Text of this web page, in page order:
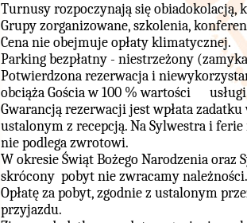
Turnusy rozpoczynają się obiadokolacją,
Grupy zorganizowane, szkolenia,
Cena nie obejmuje opłaty klimatycznej.
Parking bezpłatny - niestrzeżony
Potwierdzona rezerwacja i
obciąża Gościa w 100 % wartości usługi
Gwarancją rezerwacji jest wpłata
ustalonym z recepcją. Na Sylwestra i
nie podlega zwrotowi.
W okresie Świąt Bożego Narodzenia
skrócony pobyt nie zwracamy należności.
Opłatę za pobyt, zgodnie z ustalonym
przyjazdu.